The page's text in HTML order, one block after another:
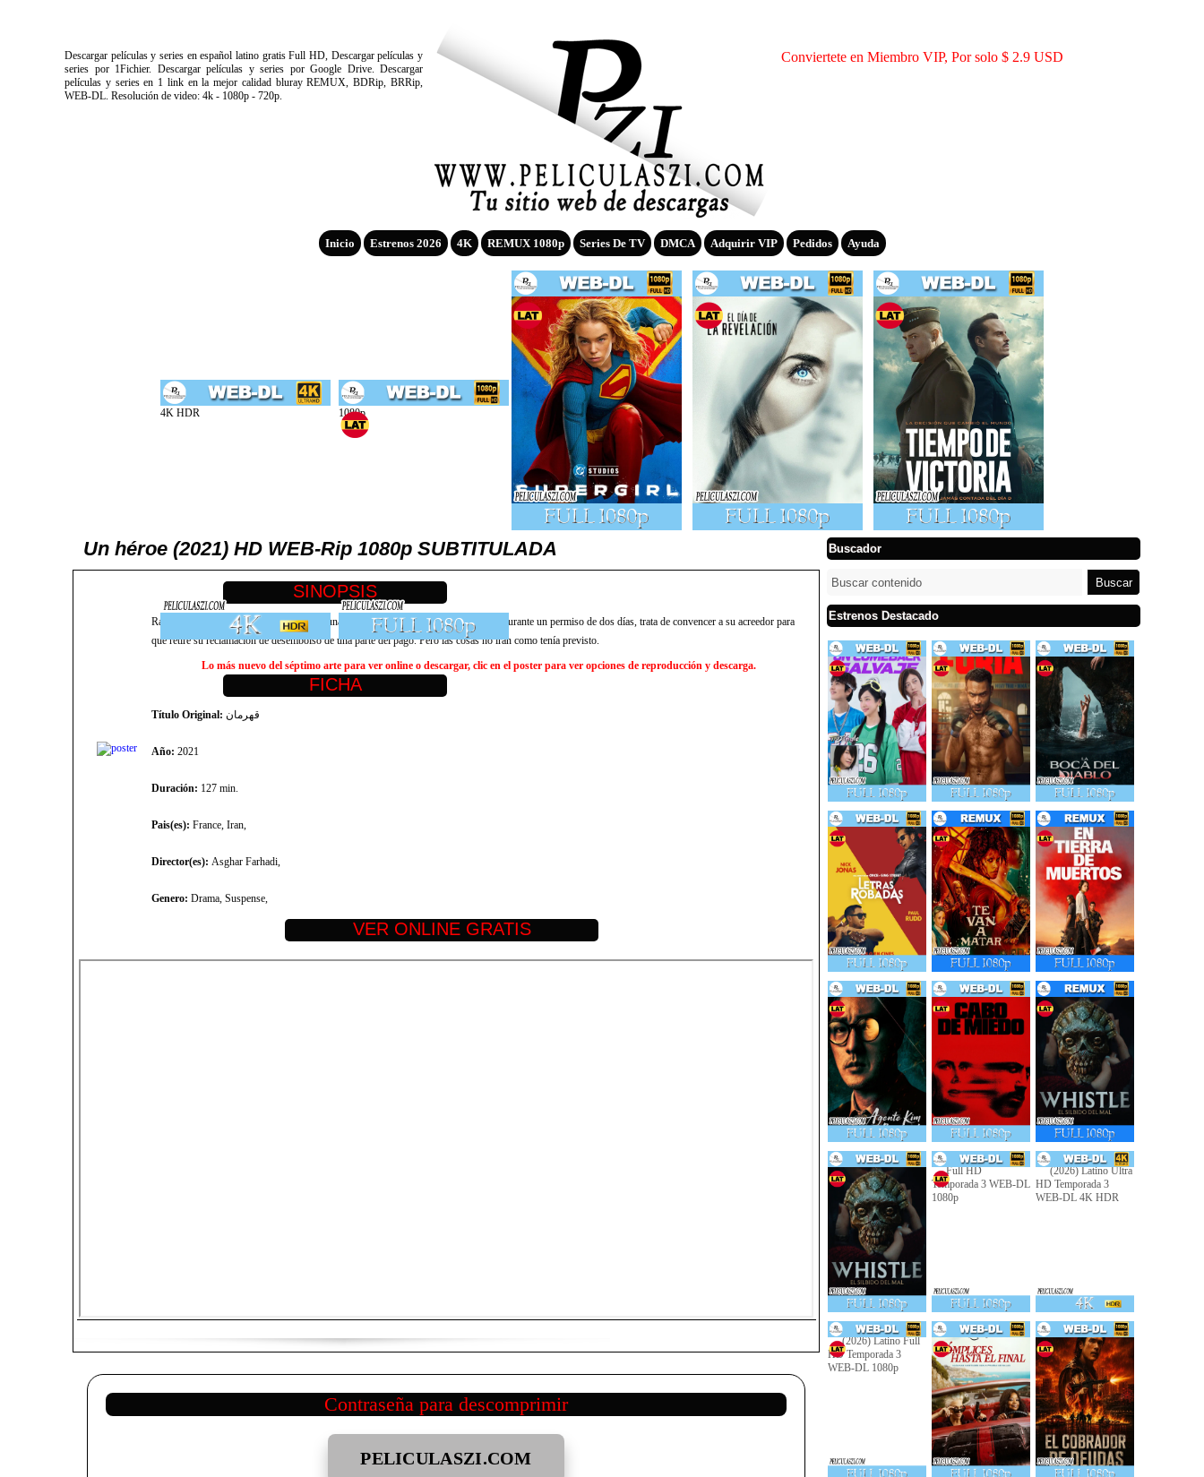
Descargar películas y series en español latino gratis Full HD, Descargar películas y
series por 1Fichier. Descargar películas y series por Google Drive. Descargar
películas y series en 1 link en la mejor calidad bluray REMUX, BDRip, BRRip,
WEB-DL. Resolución de video: 4k - 1080p - 720p.
Conviertete en Miembro VIP, Por solo $ 2.9 USD
Inicio Estrenos 2026 4K REMUX 1080p Series De TV DMCA Adquirir VIP Pedidos Ayuda
Un héroe (2021) HD WEB-Rip 1080p SUBTITULADA
Rahim (Amir Jadidi) está en la cárcel por una deuda que no ha podido reembolsar. Durante un permiso de dos días, trata de convencer a su acreedor para
que retire su reclamación de desembolso de una parte del pago. Pero las cosas no irán como tenía previsto.
Lo más nuevo del séptimo arte para ver online o descargar, clic en el poster para ver opciones de reproducción y descarga.
Título Original: قهرمان
Año: 2021
Duración: 127 min.
Pais(es): France, Iran,
Director(es): Asghar Farhadi,
Genero: Drama, Suspense,
Contraseña para descomprimir
PELICULASZI.COM
Buscador
Estrenos Destacado